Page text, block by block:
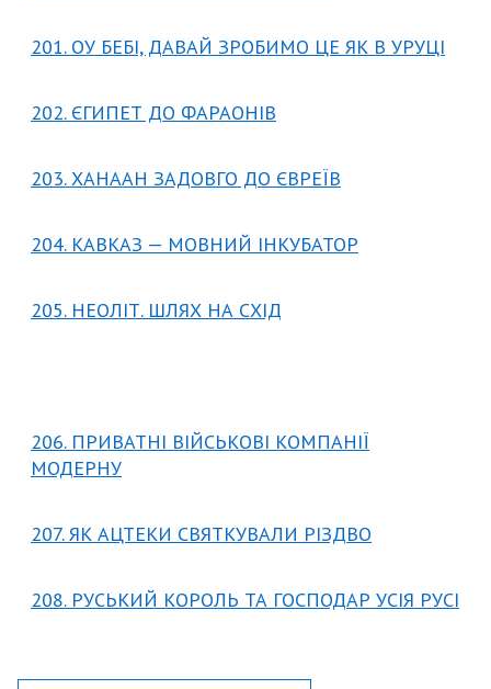
201. ОУ БЕБІ, ДАВАЙ ЗРОБИМО ЦЕ ЯК В УРУЦІ
202. ЄГИПЕТ ДО ФАРАОНІВ
203. ХАНААН ЗАДОВГО ДО ЄВРЕЇВ
204. КАВКАЗ — МОВНИЙ ІНКУБАТОР
205. НЕОЛІТ. ШЛЯХ НА СХІД
206. ПРИВАТНІ ВІЙСЬКОВІ КОМПАНІЇ
МОДЕРНУ
207. ЯК АЦТЕКИ СВЯТКУВАЛИ РІЗДВО
208. РУСЬКИЙ КОРОЛЬ ТА ГОСПОДАР УСІЯ РУСІ